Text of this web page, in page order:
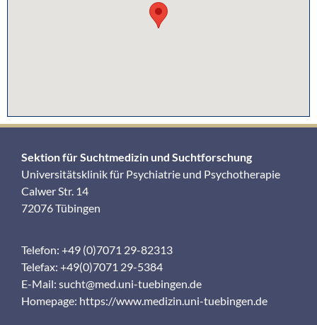
Sektion für Suchtmedizin und Suchtforschung
Universitätsklinik für Psychiatrie und Psychotherapie
Calwer Str. 14
72076 Tübingen
Telefon: +49 (0)7071 29-82313
Telefax: +49(0)7071 29-5384
E-Mail: sucht@med.uni-tuebingen.de
Homepage: https://www.medizin.uni-tuebingen.de